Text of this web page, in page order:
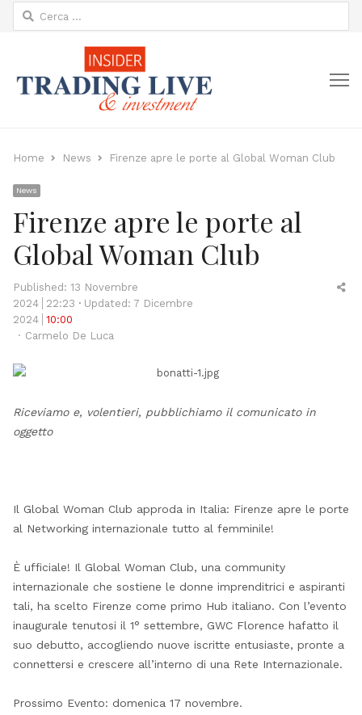
Ricerca
per:
Home News Firenze apre le porte al Global Woman Club
News
Firenze apre le porte al
Global Woman Club
Published: 13 Novembre
2024
22:23
Updated: 7 Dicembre
2024
10:00
Author
Carmelo De Luca
Riceviamo e, volentieri, pubblichiamo il comunicato in
oggetto
Il Global Woman Club approda in Italia: Firenze apre le porte
al Networking internazionale tutto al femminile!
È ufficiale! Il Global Woman Club, una community
internazionale che sostiene le donne imprenditrici e aspiranti
tali, ha scelto Firenze come primo Hub italiano. Con l’evento
inaugurale tenutosi il 1° settembre, GWC Florence hafatto il
suo debutto, accogliendo nuove iscritte entusiaste, pronte a
connettersi e crescere all’interno di una Rete Internazionale.
Prossimo Evento: domenica 17 novembre.